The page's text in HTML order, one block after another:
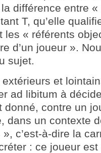
différence entre
T, qu’elle
les « référents
d’un joueur ».
sujet.
et
ad libitum à
donné, contre un
dans un contexte
c’est-à-dire la
: ce joueur